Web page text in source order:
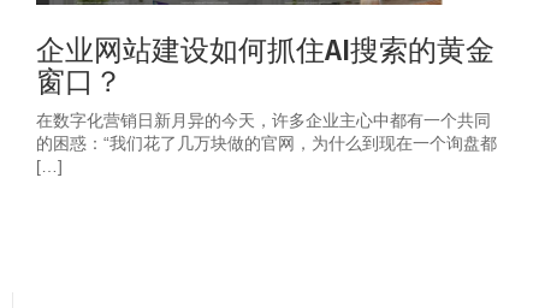
企业网站建设如何抓住AI搜索的黄金
窗口？
在数字化营销日新月异的今天，许多企业主心中都有一个共同
的困惑：“我们花了几万块做的官网，为什么到现在一个询盘都
[…]